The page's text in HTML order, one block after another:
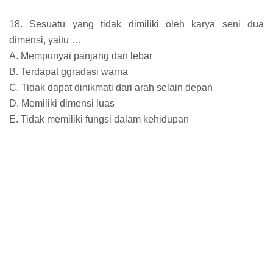
18. Sesuatu yang tidak dimiliki oleh karya seni dua
dimensi, yaitu …
A. Mempunyai panjang dan lebar
B. Terdapat ggradasi warna
C. Tidak dapat dinikmati dari arah selain depan
D. Memiliki dimensi luas
E. Tidak memiliki fungsi dalam kehidupan